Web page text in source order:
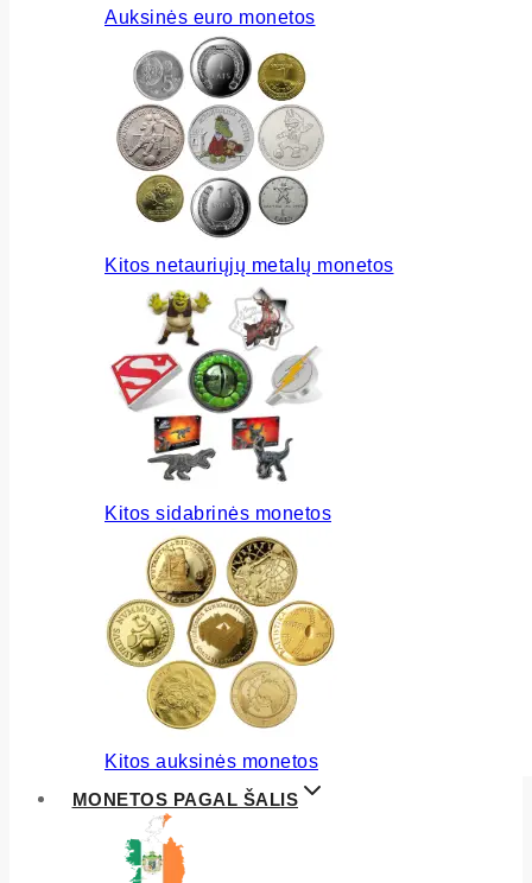
Auksinės euro monetos
Kitos netauriųjų metalų monetos
Kitos sidabrinės monetos
Kitos auksinės monetos
MONETOS PAGAL ŠALIS